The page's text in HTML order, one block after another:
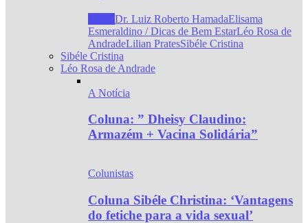
Dr. Luiz Roberto HamadaElisama
Esmeraldino / Dicas de Bem EstarLéo Rosa de
AndradeLilian PratesSibéle Cristina
Sibéle Cristina
Léo Rosa de Andrade
A Notícia
Coluna: ” Dheisy Claudino:
Armazém + Vacina Solidária”
Colunistas
Coluna Sibéle Christina: ‘Vantagens
do fetiche para a vida sexual’